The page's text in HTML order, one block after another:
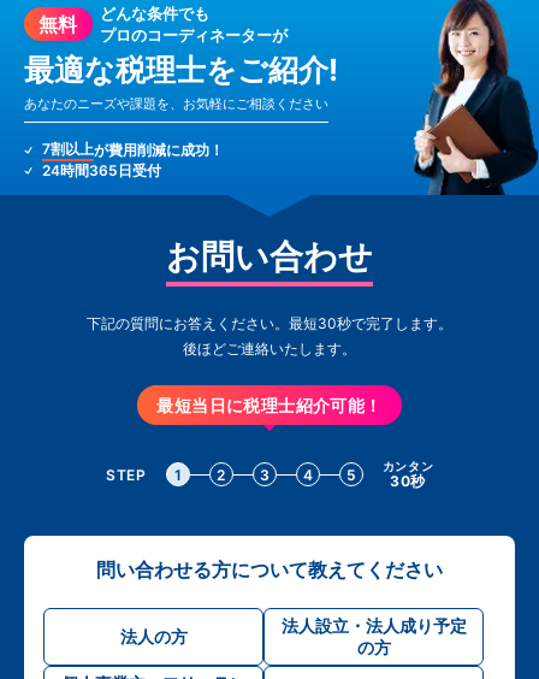
無料
どんな条件でも
プロのコーディネーターが
最適な税理士をご紹介!
あなたのニーズや課題を、お気軽にご相談ください
7割以上が費用削減に成功！
24時間365日受付
お問い合わせ
下記の質問にお答えください。最短30秒で完了します。
後ほどご連絡いたします。
最短当日に税理士紹介可能！
STEP 1 2 3 4 5 カンタン
30秒
問い合わせる方について教えてください
法人の方
法人設立・法人成り予定
の方